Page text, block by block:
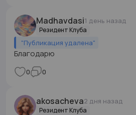
Madhavdasi1 день назад
Резидент Клуба
"Публикация удалена"
Благодарю
0 0
akosacheva2 дня назад
Резидент Клуба